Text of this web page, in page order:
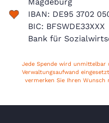
IBAN: DE95 3702
BIC: BFSWDE33XXX
Bank für
Jede Spende wird unmittelbar
Verwaltungsaufwand
vermerken Sie Ihren Wunsch